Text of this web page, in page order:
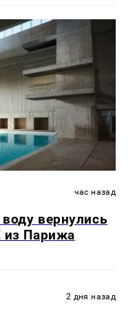
час назад
вернулись
из Парижа
2 дня назад